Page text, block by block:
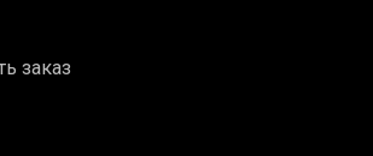
заказ